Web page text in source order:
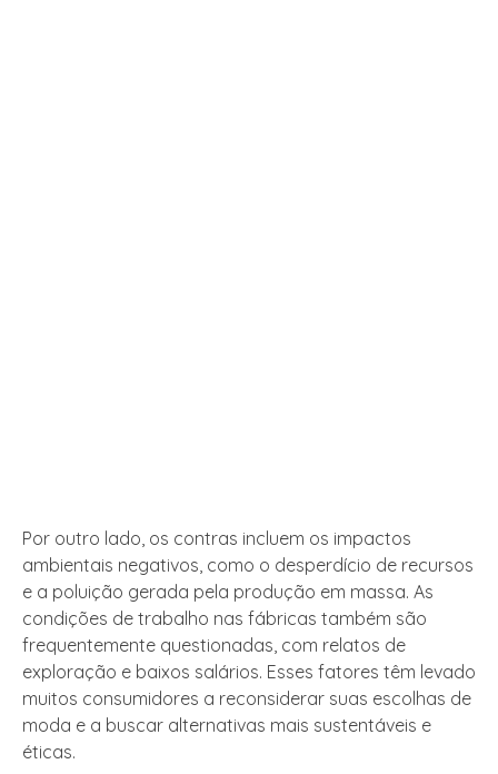
Por outro lado, os contras incluem os impactos
ambientais negativos, como o desperdício de recursos
e a poluição gerada pela produção em massa. As
condições de trabalho nas fábricas também são
frequentemente questionadas, com relatos de
exploração e baixos salários. Esses fatores têm levado
muitos consumidores a reconsiderar suas escolhas de
moda e a buscar alternativas mais sustentáveis e
éticas.